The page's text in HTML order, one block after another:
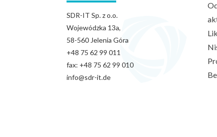
SDR-IT Sp. z o.o.
Wojewódzka 13a,
58-560 Jelenia Góra
+48 75 62 99 011
fax: +48 75 62 99 010
info@sdr-it.de